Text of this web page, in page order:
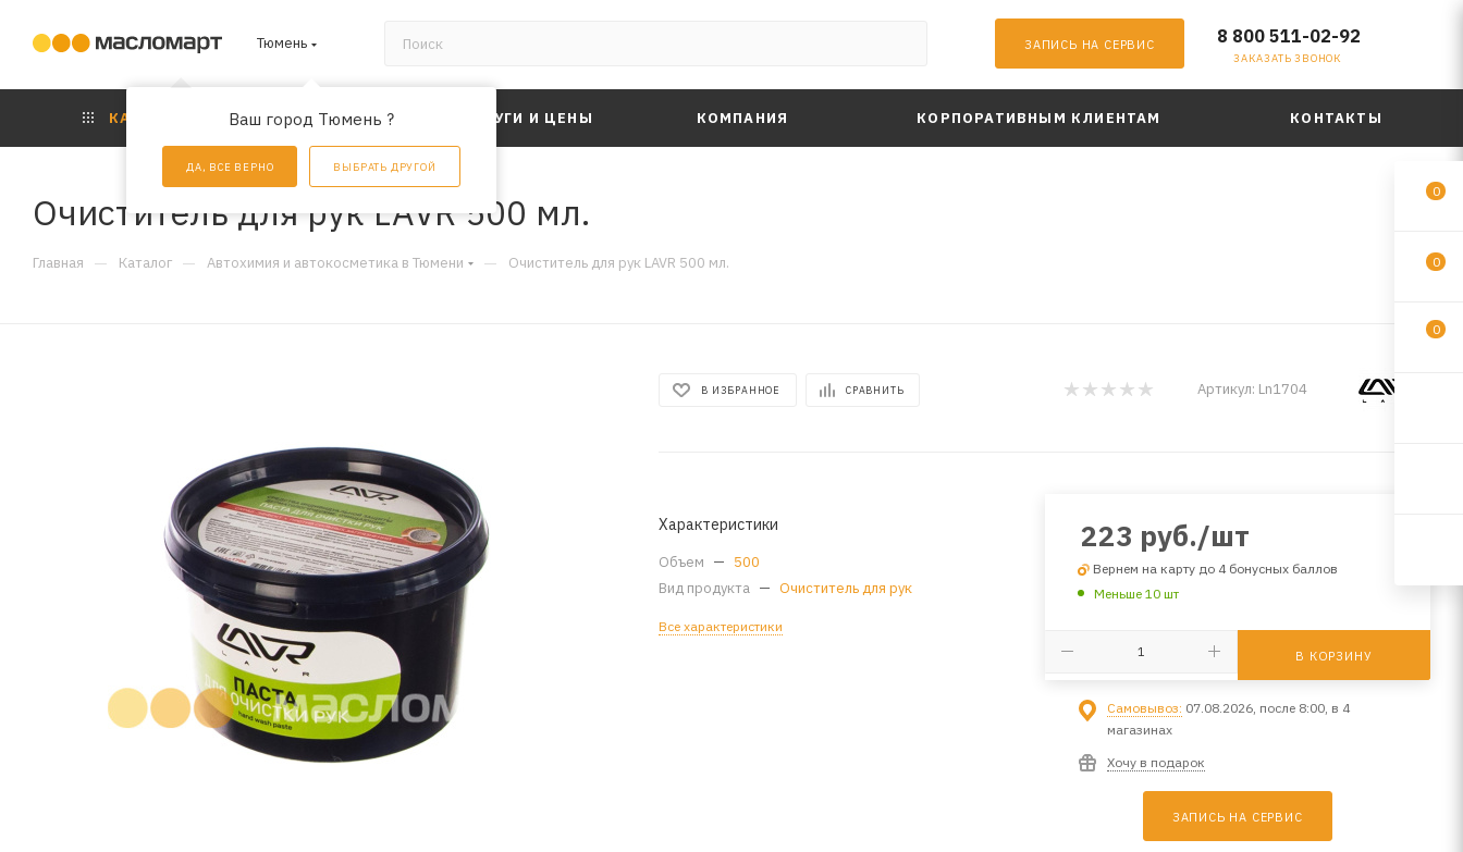
Тюмень
Ваш город Тюмень ?
ДА, ВСЕ ВЕРНО ВЫБРАТЬ ДРУГОЙ
ЗАПИСЬ НА СЕРВИС 8 800 511-02-92
ЗАКАЗАТЬ ЗВОНОК
КАТАЛОГ АКЦИИ УСЛУГИ И ЦЕНЫ КОМПАНИЯ КОРПОРАТИВНЫМ КЛИЕНТАМ КОНТАКТЫ
Очиститель для рук LAVR 500 мл.
Главная — Каталог — Автохимия и автокосметика в Тюмени — Очиститель для рук LAVR 500 мл.
В ИЗБРАННОЕ СРАВНИТЬ Артикул: Ln1704
Характеристики
Объем — 500
Вид продукта — Очиститель для рук
Все характеристики
223 руб./шт
Вернем на карту до 4 бонусных баллов
Меньше 10 шт
В КОРЗИНУ
Самовывоз: 07.08.2026, после 8:00, в 4
магазинах
Хочу в подарок
ЗАПИСЬ НА СЕРВИС
0
0
0